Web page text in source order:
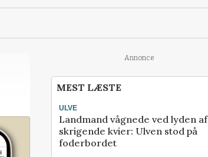
Annonce
MEST LÆSTE
ULVE
Landmand vågnede ved lyden af
skrigende kvier: Ulven stod på
foderbordet